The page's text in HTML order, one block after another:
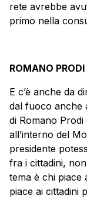
rete avrebbe
primo nella
ROMANO
E c’è anche da
dal fuoco anche
di Romano
all’interno del
presidente
fra i cittadini,
tema è chi piace
piace ai cittadini